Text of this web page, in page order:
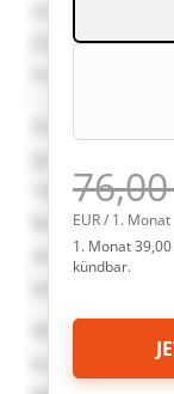
EUR / 1. Monat
1. Monat
kündbar.